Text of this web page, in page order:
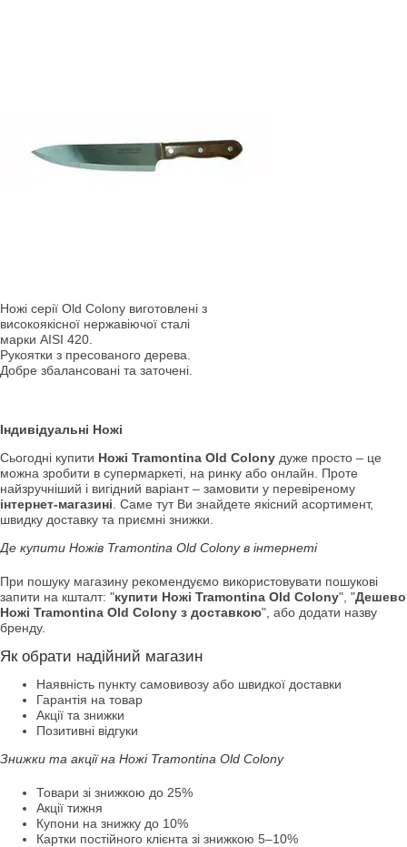
Ножі серії Old Colony виготовлені з
високоякісної нержавіючої сталі
марки AISI 420.
Рукоятки з пресованого дерева.
Добре збалансовані та заточені.
Індивідуальні Ножі
Сьогодні купити Ножі Tramontina Old Colony дуже просто – це
можна зробити в супермаркеті, на ринку або онлайн. Проте
найзручніший і вигідний варіант – замовити у перевіреному
інтернет-магазині . Саме тут Ви знайдете якісний асортимент,
швидку доставку та приємні знижки.
Де купити Ножів Tramontina Old Colony в інтернеті
При пошуку магазину рекомендуємо використовувати пошукові
запити на кшталт: "купити Ножі Tramontina Old Colony", "Дешево
Ножі Tramontina Old Colony з доставкою", або додати назву
бренду.
Як обрати надійний магазин
Наявність пункту самовивозу або швидкої доставки
Гарантія на товар
Акції та знижки
Позитивні відгуки
Знижки та акції на Ножі Tramontina Old Colony
Товари зі знижкою до 25%
Акції тижня
Купони на знижку до 10%
Картки постійного клієнта зі знижкою 5–10%